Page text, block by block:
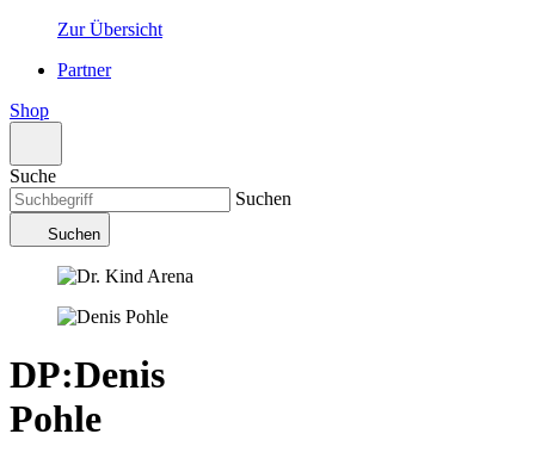
Zur Übersicht
Partner
Shop
Suche
Suchen
Suchen
DP:Denis
Pohle